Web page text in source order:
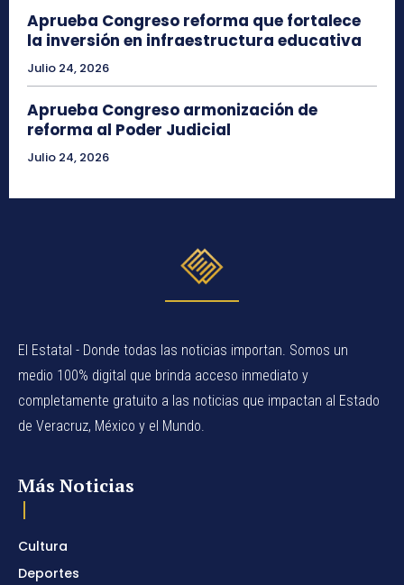
Aprueba Congreso reforma que fortalece
la inversión en infraestructura educativa
Julio 24, 2026
Aprueba Congreso armonización de
reforma al Poder Judicial
Julio 24, 2026
El Estatal - Donde todas las noticias importan. Somos un
medio 100% digital que brinda acceso inmediato y
completamente gratuito a las noticias que impactan al Estado
de Veracruz, México y el Mundo.
Más Noticias
Cultura
Deportes